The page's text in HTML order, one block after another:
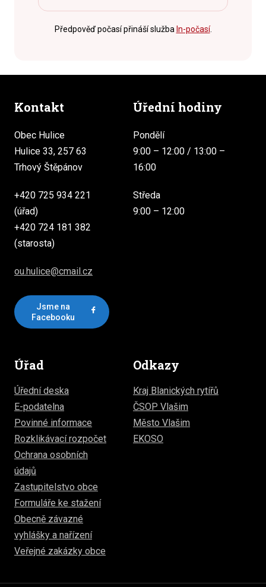
Předpověď počasí přináší služba In-počasí.
Kontakt
Obec Hulice
Hulice 33, 257 63
Trhový Štěpánov
+420 725 934 221
(úřad)
+420 724 181 382
(starosta)
ou.hulice@cmail.cz
Jsme na
Facebooku
Úřední hodiny
Pondělí
9:00 – 12:00 / 13:00 –
16:00
Středa
9:00 – 12:00
Úřad
Úřední deska
E-podatelna
Povinné informace
Rozklikávací rozpočet
Ochrana osobních
údajů
Zastupitelstvo obce
Formuláře ke stažení
Obecně závazné
vyhlášky a nařízení
Veřejné zakázky obce
Odkazy
Kraj Blanických rytířů
ČSOP Vlašim
Město Vlašim
EKOSO